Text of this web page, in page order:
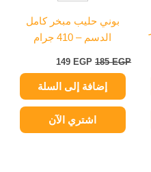
بوني حليب مبخر كامل
الدسم – 410 جرام
185EGP
149 EGP
إضافة إلى السلة
اشتري الآن